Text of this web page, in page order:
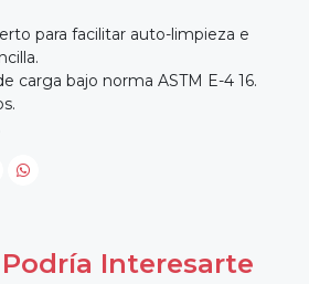
para facilitar auto-limpieza e
carga bajo norma ASTM E-4 16.
Interesarte